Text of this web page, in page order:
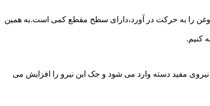
را به حرکت در آورد،دارای سطح مقطع کمی است.به همین
کنیم.
مفید دسته وارد می شود و جک این نیرو را افزایش می